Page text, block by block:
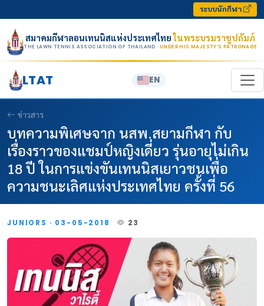
ระบบนักกีฬา
สมาคมกีฬาลอนเทนนิสแห่งประเทศไทยในพระบรมราชูปถัมภ์
THE LAWN TENNIS ASSOCIATION OF THAILAND · UNDER HIS MAJESTY’S PATRONAGE
LTAT EN
ข่าวสาร
บทความพิเศษจาก นสพ.สยามกีฬา กับ
เรื่องราวของแชมป์หญิงเดี่ยว รุ่นอายุไม่เกิน
18 ปี ในการแข่งขันเทนนิสเยาวชนเพื่อ
ความชนะเลิศแห่งประเทศไทย ครั้งที่ 56
JUNIORS · 03-05-2018 23